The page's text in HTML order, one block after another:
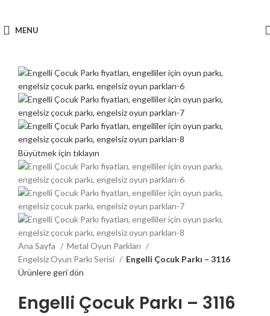
MENU
Büyütmek için tıklayın
Ana Sayfa
Metal Oyun Parkları
Engelsiz Oyun Parkı Serisi
Engelli Çocuk Parkı – 3116
Ürünlere geri dön
Engelli Çocuk Parkı – 3116